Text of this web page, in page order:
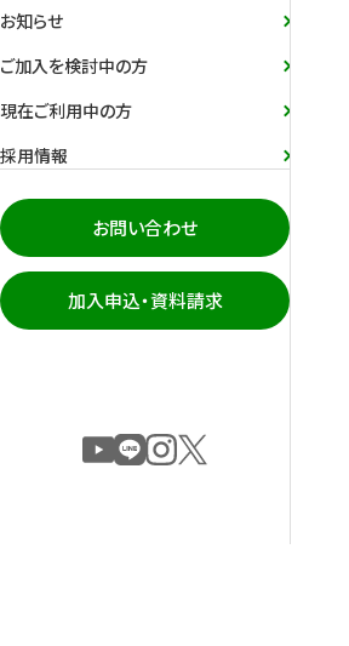
お知らせ
ご加入を検討中の方
現在ご利用中の方
採用情報
お問い合わせ
加入申込・資料請求